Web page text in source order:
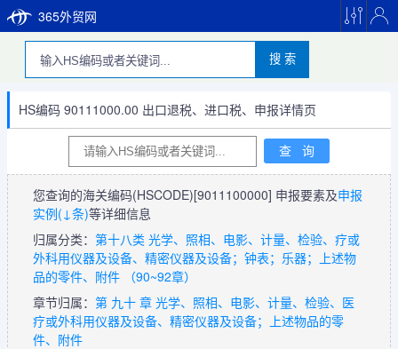
365外贸网
搜 索
HS编码 90111000.00 出口退税、进口税、申报详情页
您查询的海关编码(HSCODE)[9011100000] 申报要素及申报
实例(↓条)等详细信息
归属分类： 第十八类 光学、照相、电影、计量、检验、疗或
外科用仪器及设备、精密仪器及设备；钟表；乐器；上述物
品的零件、附件 （90~92章）
章节归属： 第 九十 章 光学、照相、电影、计量、检验、医
疗或外科用仪器及设备、精密仪器及设备；上述物品的零
件、附件